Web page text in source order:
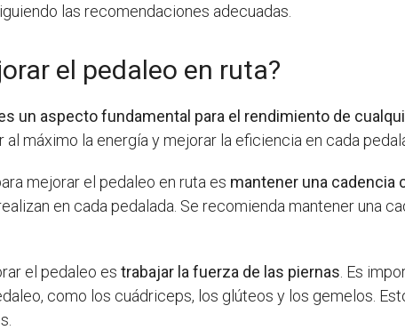
las recomendaciones adecuadas.
el pedaleo en ruta?
un aspecto fundamental para el rendimiento de
máximo la energía y mejorar la eficiencia en cada
mejorar el pedaleo en ruta es mantener una cadencia
en cada pedalada. Se recomienda mantener una
el pedaleo es trabajar la fuerza de las piernas . Es
como los cuádriceps, los glúteos y los gemelos.